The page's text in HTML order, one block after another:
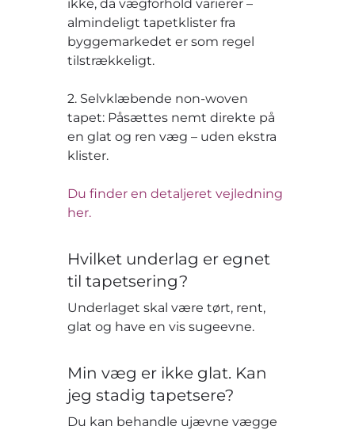
ikke, da vægforhold varierer –
almindeligt tapetklister fra
byggemarkedet er som regel
tilstrækkeligt.
2. Selvklæbende non-woven
tapet: Påsættes nemt direkte på
en glat og ren væg – uden ekstra
klister.
Du finder en detaljeret vejledning
her.
Hvilket underlag er egnet
til tapetsering?
Underlaget skal være tørt, rent,
glat og have en vis sugeevne.
Min væg er ikke glat. Kan
jeg stadig tapetsere?
Du kan behandle ujævne vægge